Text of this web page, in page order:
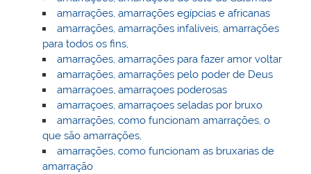
amarrações, amarrações egípcias e africanas
amarrações, amarrações infalíveis, amarrações
para todos os fins,
amarrações, amarrações para fazer amor voltar
amarrações, amarrações pelo poder de Deus
amarraçoes, amarraçoes poderosas
amarraçoes, amarraçoes seladas por bruxo
amarrações, como funcionam amarrações, o
que são amarrações,
amarrações, como funcionam as bruxarias de
amarração